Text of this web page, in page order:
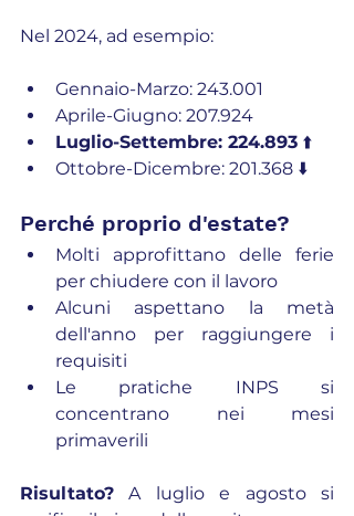
Nel 2024, ad esempio:
Gennaio-Marzo: 243.001
Aprile-Giugno: 207.924
Luglio-Settembre: 224.893 ⬆️
Ottobre-Dicembre: 201.368 ⬇️
Perché proprio d'estate?
Molti approfittano delle ferie
per chiudere con il lavoro
Alcuni aspettano la metà
dell'anno per raggiungere i
requisiti
Le pratiche INPS si
concentrano nei mesi
primaverili
Risultato? A luglio e agosto si